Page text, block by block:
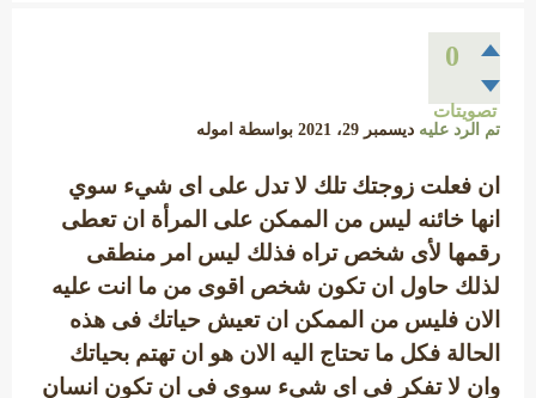
0
تصويتات
تم الرد عليه ديسمبر 29، 2021 بواسطة اموله
ان فعلت زوجتك تلك لا تدل على اى شيء سوي
انها خائنه ليس من الممكن على المرأة ان تعطى
رقمها لأى شخص تراه فذلك ليس امر منطقى
لذلك حاول ان تكون شخص اقوى من ما انت عليه
الان فليس من الممكن ان تعيش حياتك فى هذه
الحالة فكل ما تحتاج اليه الان هو ان تهتم بحياتك
وان لا تفكر فى اى شيء سوي فى ان تكون انسان